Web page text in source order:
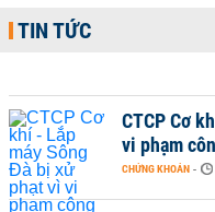
TIN TỨC
CTCP Cơ
vi phạm
CHỨNG KHOÁN -